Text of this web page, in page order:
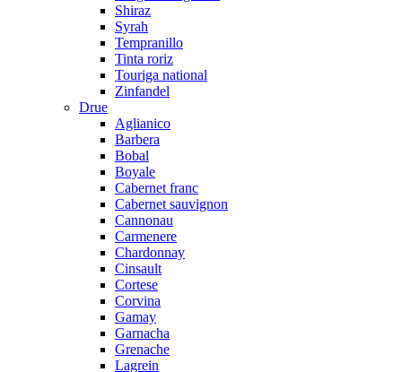
Shiraz
Syrah
Tempranillo
Tinta roriz
Touriga national
Zinfandel
Drue
Aglianico
Barbera
Bobal
Boyale
Cabernet franc
Cabernet sauvignon
Cannonau
Carmenere
Chardonnay
Cinsault
Cortese
Corvina
Gamay
Garnacha
Grenache
Lagrein